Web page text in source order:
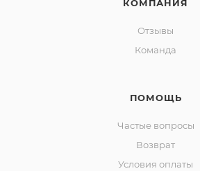
КОМПАНИЯ
Отзывы
Команда
ПОМОЩЬ
Частые вопросы
Возврат
Условия оплаты